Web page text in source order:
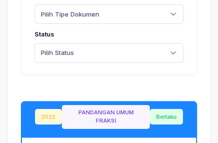
Pilih Tipe Dokumen
Status
Pilih Status
2022
PANDANGAN UMUM
FRAKSI
Berlaku